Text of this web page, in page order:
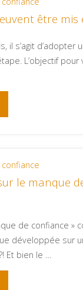
être mis
il s’agit d’adopter
L’objectif
le manque
de confiance »
développée sur
Et bien le …